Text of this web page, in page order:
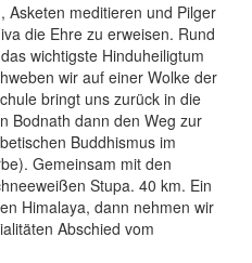
Asketen meditieren und Pilger
die Ehre zu erweisen. Rund
wichtigste Hinduheiligtum
wir auf einer Wolke der
bringt uns zurück in die
Bodnath dann den Weg zur
Buddhismus im
Gemeinsam mit den
Stupa. 40 km. Ein
Himalaya, dann nehmen wir
Abschied vom